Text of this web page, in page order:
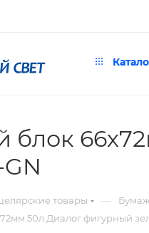
блок
GN
товары —
50л Диалог фигурный